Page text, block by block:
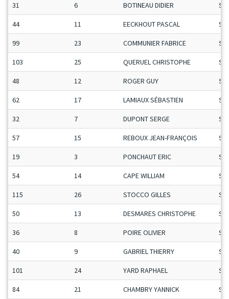
31 6 BOTINEAU DIDIER
44 11 EECKHOUT PASCAL
99 23 COMMUNIER FABRICE
103 25 QUERUEL CHRISTOPHE
48 12 ROGER GUY
62 17 LAMIAUX SÉBASTIEN
32 7 DUPONT SERGE
57 15 REBOUX JEAN-FRANÇOIS
19 3 PONCHAUT ERIC
54 14 CAPE WILLIAM
115 26 STOCCO GILLES
50 13 DESMARES CHRISTOPHE
36 8 POIRE OLIVIER
40 9 GABRIEL THIERRY
101 24 YARD RAPHAEL
84 21 CHAMBRY YANNICK